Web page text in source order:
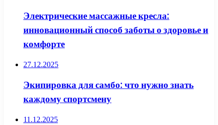
Электрические массажные кресла:
инновационный способ заботы о здоровье и
комфорте
27.12.2025
Экипировка для самбо: что нужно знать
каждому спортсмену
11.12.2025